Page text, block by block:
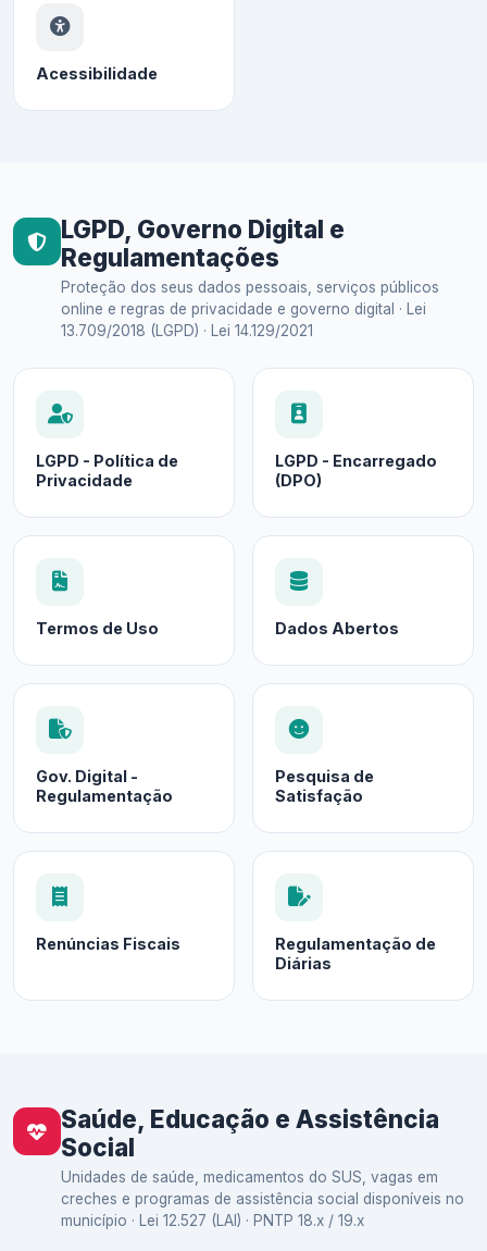
Acessibilidade
LGPD, Governo Digital e
Regulamentações
Proteção dos seus dados pessoais, serviços públicos
online e regras de privacidade e governo digital · Lei
13.709/2018 (LGPD) · Lei 14.129/2021
LGPD - Política de
Privacidade
LGPD - Encarregado
(DPO)
Termos de Uso Dados Abertos
Gov. Digital -
Regulamentação
Pesquisa de
Satisfação
Renúncias Fiscais
Regulamentação de
Diárias
Saúde, Educação e Assistência
Social
Unidades de saúde, medicamentos do SUS, vagas em
creches e programas de assistência social disponíveis no
município · Lei 12.527 (LAI) · PNTP 18.x / 19.x